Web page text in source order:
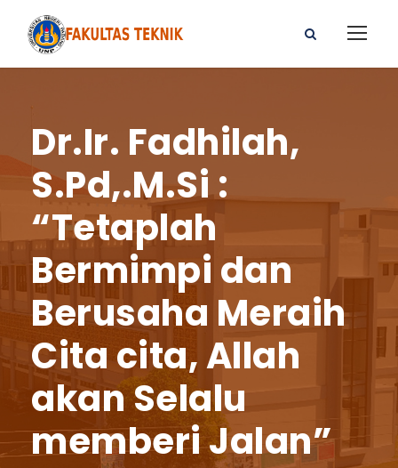
Dr.Ir. Fadhilah,
S.Pd,.M.Si :
“Tetaplah
Bermimpi dan
Berusaha Meraih
Cita cita, Allah
akan Selalu
memberi Jalan”